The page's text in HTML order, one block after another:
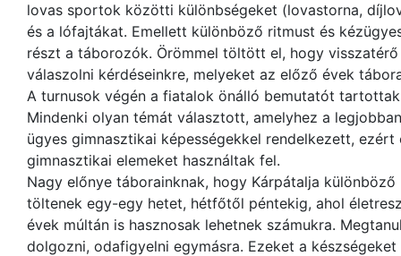
lovas sportok közötti különbségeket (lovastorna,
és a lófajtákat. Emellett különböző ritmust és
részt a táborozók. Örömmel töltött el, hogy
válaszolni kérdéseinkre, melyeket az előző évek
A turnusok végén a fiatalok önálló bemutatót
Mindenki olyan témát választott, amelyhez a
ügyes gimnasztikai képességekkel rendelkezett,
gimnasztikai elemeket használtak fel.
Nagy előnye táborainknak, hogy Kárpátalja
töltenek egy-egy hetet, hétfőtől péntekig, ahol
évek múltán is hasznosak lehetnek számukra.
dolgozni, odafigyelni egymásra. Ezeket a